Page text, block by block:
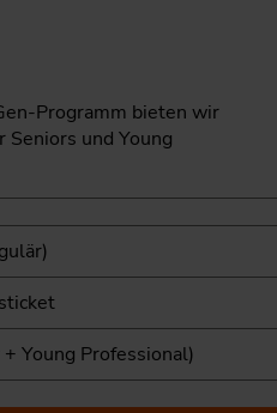
Programm bieten wir
und Young
Young Professional)